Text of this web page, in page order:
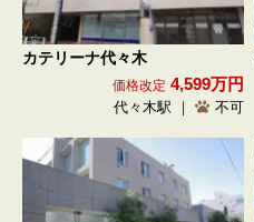
カテリーナ代々木
価格改定 4,599万円
代々木駅 ｜ 不可